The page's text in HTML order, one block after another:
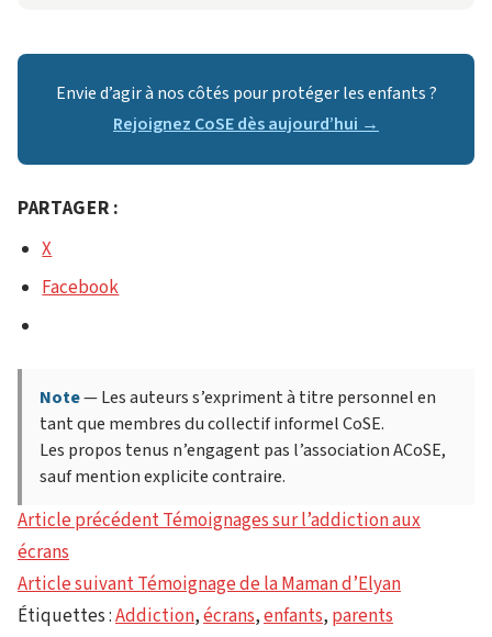
Envie d’agir à nos côtés pour protéger les enfants ?
Rejoignez CoSE dès aujourd’hui →
PARTAGER :
X
Facebook
Note— Les auteurs s’expriment à titre personnel en
tant que membres du collectif informel CoSE.
Les propos tenus n’engagent pas l’association ACoSE,
sauf mention explicite contraire.
Lire
la
suite
Article précédentTémoignages sur l’addiction aux
écrans
Article suivantTémoignage de la Maman d’Elyan
Étiquettes :Addiction,écrans,enfants, parents